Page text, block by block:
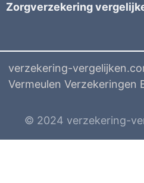
Zorgverzekering
verzekering-
Vermeulen Verzekeringen
© 2024 verzekering-